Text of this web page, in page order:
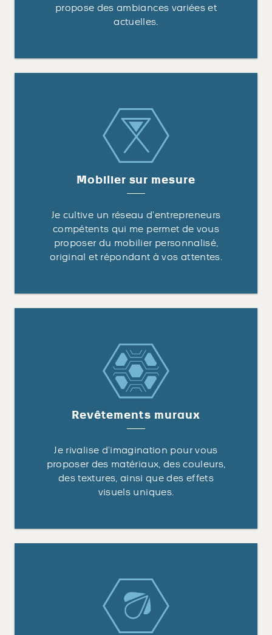
propose des ambiances variées et
actuelles.
Mobilier sur mesure
Je cultive un réseau d’entrepreneurs
compétents qui me permet de vous
proposer du mobilier personnalisé,
original et répondant à vos attentes.
Revêtements muraux
Je rivalise d’imagination pour vous
proposer des matériaux, des couleurs,
des textures, ainsi que des effets
visuels uniques.